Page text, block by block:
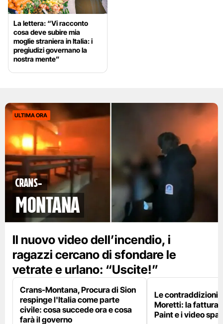
La lettera: “Vi racconto
cosa deve subire mia
moglie straniera in Italia: i
pregiudizi governano la
nostra mente”
ULTIMA ORA
Crans-
Montana
Il nuovo video dell’incendio, i
ragazzi cercano di sfondare le
vetrate e urlano: “Uscite!”
Crans-Montana, Procura di Sion
respinge l'Italia come parte
civile: cosa succede ora e cosa
farà il governo
Le contraddizioni
Moretti: la fattura
Paint e i video